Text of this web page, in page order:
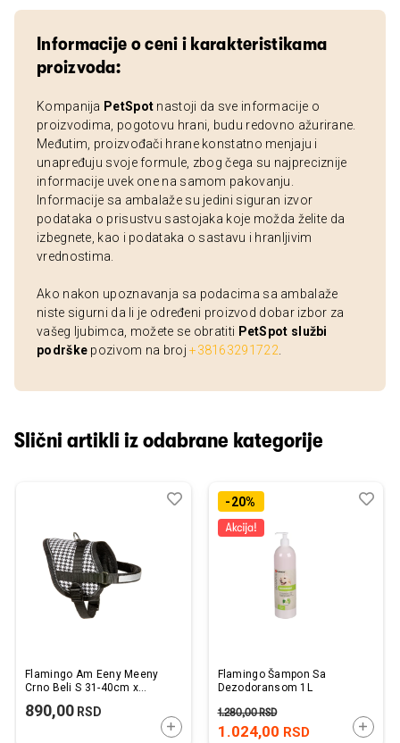
Informacije o ceni i karakteristikama
proizvoda:
Kompanija PetSpot nastoji da sve informacije o
proizvodima, pogotovu hrani, budu redovno ažurirane.
Međutim, proizvođači hrane konstatno menjaju i
unapređuju svoje formule, zbog čega su najpreciznije
informacije uvek one na samom pakovanju.
Informacije sa ambalaže su jedini siguran izvor
podataka o prisustvu sastojaka koje možda želite da
izbegnete, kao i podataka o sastavu i hranljivim
vrednostima.
Ako nakon upoznavanja sa podacima sa ambalaže
niste sigurni da li je određeni proizvod dobar izbor za
vašeg ljubimca, možete se obratiti PetSpot službi
podrške pozivom na broj+38163291722
Slični artikli iz odabrane kategorije
Flamingo Am Eeny Meeny
Crno Beli S 31-40cm x
890,00 RSD
DODAJTE U KORPU
Dodaj
Uporedi-20%
Flamingo Šampon Sa
Dezodoransom 1L
1.024,00 RSD
1.280,00RSD